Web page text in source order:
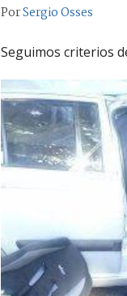
PorSergio Osses
Seguimos criterios